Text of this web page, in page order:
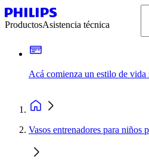
ProductosAsistencia técnica
Acá comienza un estilo de
Vasos entrenadores para niños